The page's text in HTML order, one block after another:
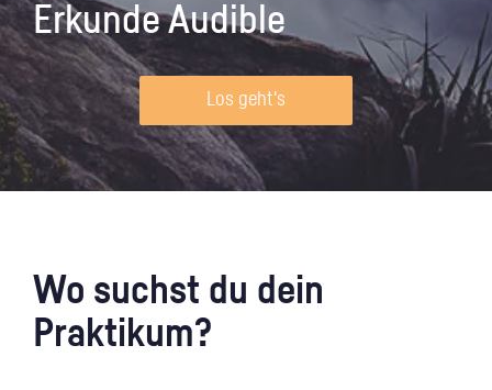
Erkunde Audible
Los geht's
Wo suchst du dein
Praktikum?